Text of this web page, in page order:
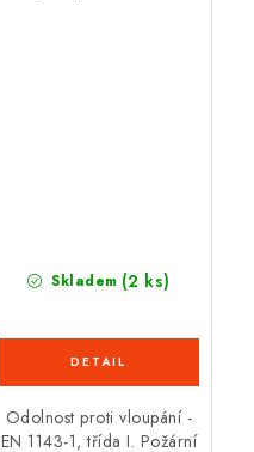
Skladem (2 ks)
Odolnost proti vloupání -
EN 1143-1, třída I. Požární